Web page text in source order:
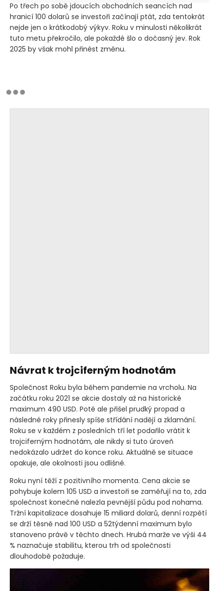
Po třech po sobě jdoucích obchodních seancích nad
hranicí 100 dolarů se investoři začínají ptát, zda tentokrát
nejde jen o krátkodobý výkyv. Roku v minulosti několikrát
tuto metu překročilo, ale pokaždé šlo o dočasný jev. Rok
2025 by však mohl přinést změnu.
Návrat k trojciferným hodnotám
Společnost Roku byla během pandemie na vrcholu. Na
začátku roku 2021 se akcie dostaly až na historické
maximum 490 USD. Poté ale přišel prudký propad a
následné roky přinesly spíše střídání nadějí a zklamání.
Roku se v každém z posledních tří let podařilo vrátit k
trojciferným hodnotám, ale nikdy si tuto úroveň
nedokázalo udržet do konce roku. Aktuálně se situace
opakuje, ale okolnosti jsou odlišné.
Roku nyní těží z pozitivního momenta. Cena akcie se
pohybuje kolem 105 USD a investoři se zaměřují na to, zda
společnost konečně nalezla pevnější půdu pod nohama.
Tržní kapitalizace dosahuje 15 miliard dolarů, denní rozpětí
se drží těsně nad 100 USD a 52týdenní maximum bylo
stanoveno právě v těchto dnech. Hrubá marže ve výši 44
% naznačuje stabilitu, kterou trh od společnosti
dlouhodobě požaduje.